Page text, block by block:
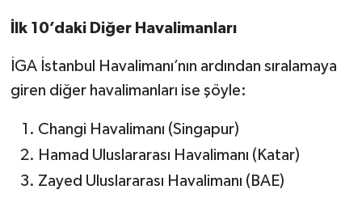
İlk 10’daki Diğer Havalimanları
İGA İstanbul Havalimanı’nın ardından sıralamaya
giren diğer havalimanları ise şöyle:
Changi Havalimanı (Singapur)
Hamad Uluslararası Havalimanı (Katar)
Zayed Uluslararası Havalimanı (BAE)